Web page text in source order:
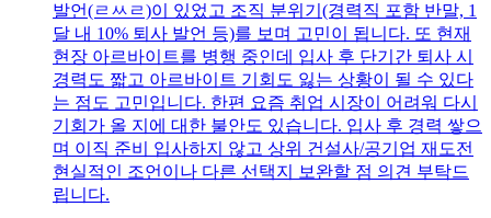
발언(ㄹㅆㄹ)이 있었고 조직 분위기(경력직 포함 반말, 1
달 내 10% 퇴사 발언 등)를 보며 고민이 됩니다. 또 현재
현장 아르바이트를 병행 중인데 입사 후 단기간 퇴사 시
경력도 짧고 아르바이트 기회도 잃는 상황이 될 수 있다
는 점도 고민입니다. 한편 요즘 취업 시장이 어려워 다시
기회가 올 지에 대한 불안도 있습니다. 입사 후 경력 쌓으
며 이직 준비 입사하지 않고 상위 건설사/공기업 재도전
현실적인 조언이나 다른 선택지 보완할 점 의견 부탁드
립니다.